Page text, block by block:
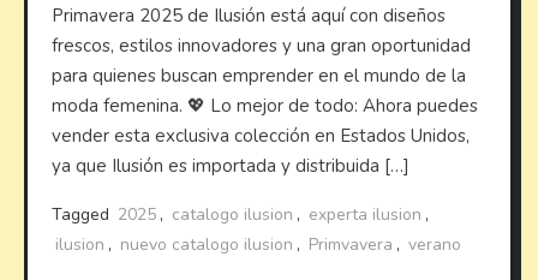
Primavera 2025 de Ilusión está aquí con diseños
frescos, estilos innovadores y una gran oportunidad
para quienes buscan emprender en el mundo de la
moda femenina. 💖 Lo mejor de todo: Ahora puedes
vender esta exclusiva colección en Estados Unidos,
ya que Ilusión es importada y distribuida […]
Tagged 2025 , catalogo ilusion , experta ilusion ,
ilusion , nuevo catalogo ilusion , Primvavera , verano